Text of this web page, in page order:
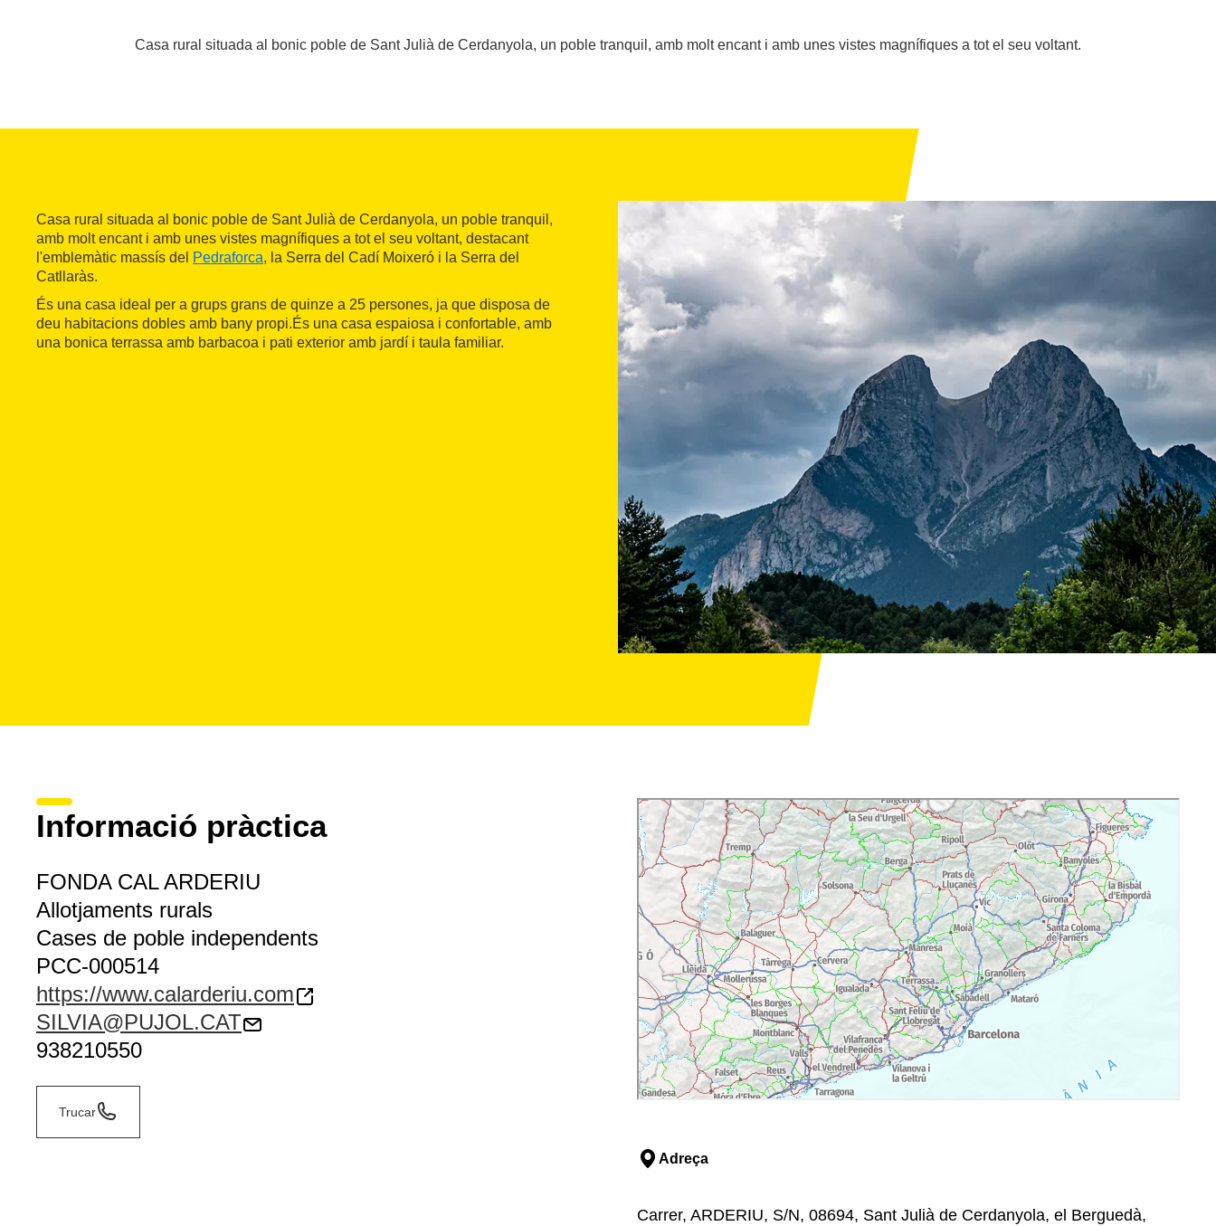
Casa rural situada al bonic poble de Sant Julià de Cerdanyola, un poble tranquil, amb molt encant i amb unes vistes magnífiques a tot el seu voltant.
Casa rural situada al bonic poble de Sant Julià de Cerdanyola, un poble tranquil,
amb molt encant i amb unes vistes magnífiques a tot el seu voltant, destacant
l'emblemàtic massís del Pedraforca, la Serra del Cadí Moixeró i la Serra del
Catllaràs.
És una casa ideal per a grups grans de quinze a 25 persones, ja que disposa de
deu habitacions dobles amb bany propi.És una casa espaiosa i confortable, amb
una bonica terrassa amb barbacoa i pati exterior amb jardí i taula familiar.
Informació pràctica
FONDA CAL ARDERIU
Allotjaments rurals
Cases de poble independents
PCC-000514
https://www.calarderiu.com
SILVIA@PUJOL.CAT
938210550
Trucar
Adreça
Carrer, ARDERIU, S/N, 08694, Sant Julià de Cerdanyola, el Berguedà,